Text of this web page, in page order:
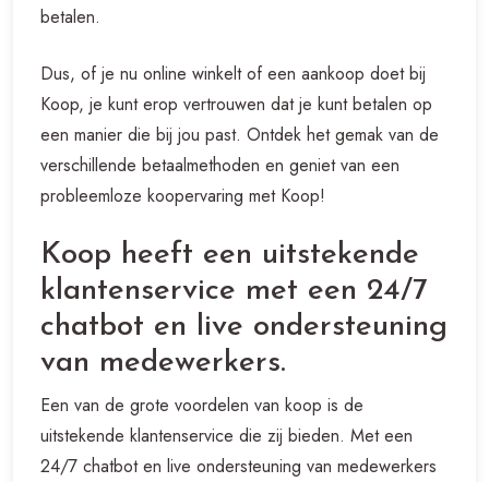
betalen.
Dus, of je nu online winkelt of een aankoop doet bij
Koop, je kunt erop vertrouwen dat je kunt betalen op
een manier die bij jou past. Ontdek het gemak van de
verschillende betaalmethoden en geniet van een
probleemloze koopervaring met Koop!
Koop heeft een uitstekende
klantenservice met een 24/7
chatbot en live ondersteuning
van medewerkers.
Een van de grote voordelen van koop is de
uitstekende klantenservice die zij bieden. Met een
24/7 chatbot en live ondersteuning van medewerkers